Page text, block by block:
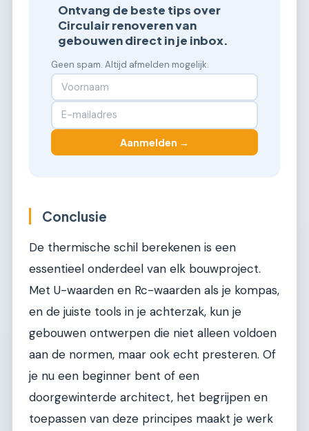
Ontvang de beste tips over
Circulair renoveren van
gebouwen direct in je inbox.
Geen spam. Altijd afmelden mogelijk.
Aanmelden →
Conclusie
De thermische schil berekenen is een
essentieel onderdeel van elk bouwproject.
Met U-waarden en Rc-waarden als je kompas,
en de juiste tools in je achterzak, kun je
gebouwen ontwerpen die niet alleen voldoen
aan de normen, maar ook echt presteren. Of
je nu een beginner bent of een
doorgewinterde architect, het begrijpen en
toepassen van deze principes maakt je werk